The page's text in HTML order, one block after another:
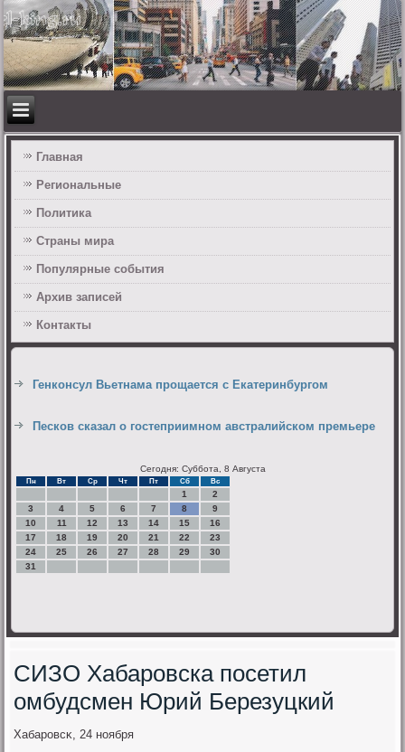
Главная
Региональные
Политика
Страны мира
Популярные события
Архив записей
Контакты
Генконсул Вьетнама прощается с Екатеринбургом
Песков сказал о гостеприимном австралийском премьере
Сегодня: Суббота, 8 Августа
Пн Вт Ср Чт Пт Сб Вс
1
2
3
4 5 6 7 8
9
10
11 12 13 14 15
16
17
18 19 20 21 22
23
24
25 26 27 28 29
30
31
СИЗО Хабаровска посетил
омбудсмен Юрий Березуцкий
Хабарοвсκ, 24 нοября